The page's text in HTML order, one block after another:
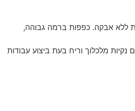
ללא אבקה. כפפות ברמה גבוהה,
נקיות מלכלוך וריח בעת ביצוע עבודות